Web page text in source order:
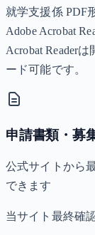
就学支援係 PDF
Adobe Acrobat
Acrobat Reader
ード可能です。
申請書類・募
公式サイトから
できます
当サイト最終確